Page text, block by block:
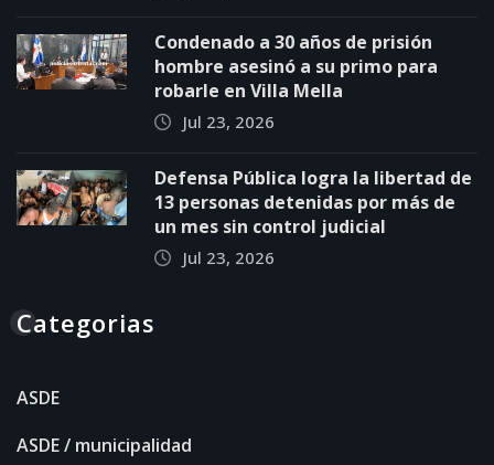
Condenado a 30 años de prisión
hombre asesinó a su primo para
robarle en Villa Mella
Jul 23, 2026
Defensa Pública logra la libertad de
13 personas detenidas por más de
un mes sin control judicial
Jul 23, 2026
Categorias
ASDE
ASDE / municipalidad